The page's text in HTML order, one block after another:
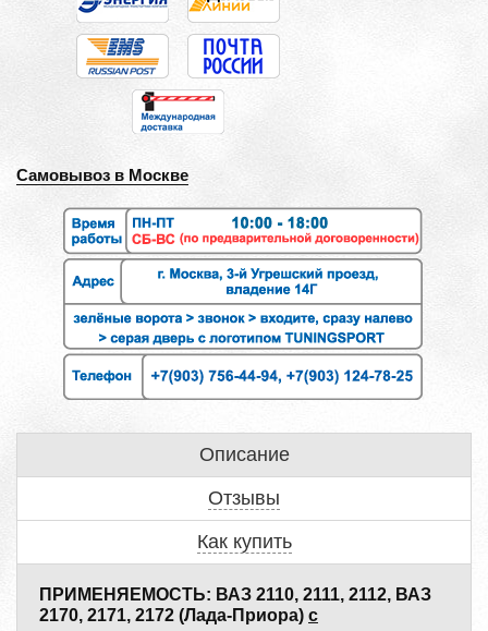
Самовывоз в Москве
Описание
Отзывы
Как купить
ПРИМЕНЯЕМОСТЬ: ВАЗ 2110, 2111, 2112, ВАЗ
2170, 2171, 2172 (Лада-Приора) с